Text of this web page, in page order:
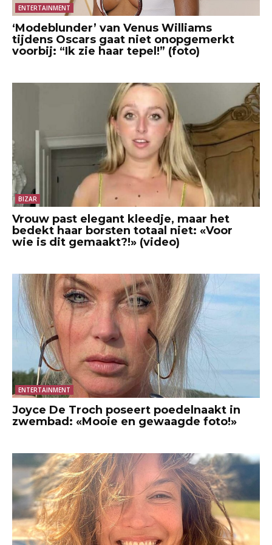
ENTERTAINMENT
‘Modeblunder’ van Venus Williams
tijdens Oscars gaat niet onopgemerkt
voorbij: “Ik zie haar tepel!” (foto)
BIZAR
Vrouw past elegant kleedje, maar het
bedekt haar borsten totaal niet: «Voor
wie is dit gemaakt?!» (video)
ENTERTAINMENT
Joyce De Troch poseert poedelnaakt in
zwembad: «Mooie en gewaagde foto!»